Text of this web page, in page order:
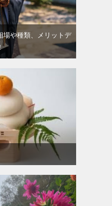
場や種類、メリットデ